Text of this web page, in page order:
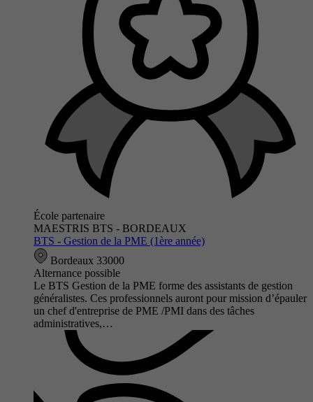
École partenaire
MAESTRIS BTS - BORDEAUX
BTS - Gestion de la PME (1ère année)
Bordeaux 33000
Alternance possible
Le BTS Gestion de la PME forme des assistants de gestion
généralistes. Ces professionnels auront pour mission d’épauler
un chef d'entreprise de PME /PMI dans des tâches
administratives,…